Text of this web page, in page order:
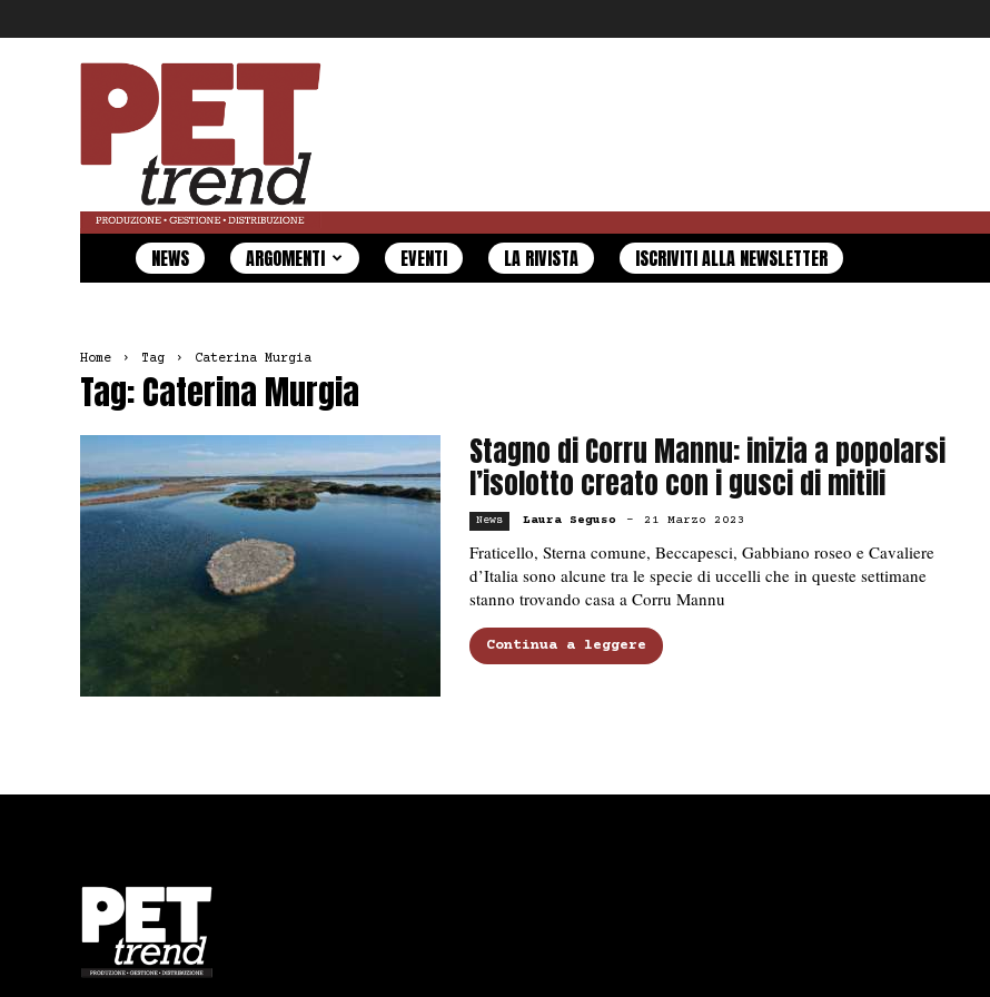
Pet
Trend
NEWS ARGOMENTI EVENTI LA RIVISTA ISCRIVITI ALLA NEWSLETTER
Home Tag Caterina Murgia
Tag: Caterina Murgia
Stagno di Corru Mannu: inizia a popolarsi
l’isolotto creato con i gusci di mitili
News Laura Seguso - 21 Marzo 2023
Fraticello, Sterna comune, Beccapesci, Gabbiano roseo e Cavaliere
d’Italia sono alcune tra le specie di uccelli che in queste settimane
stanno trovando casa a Corru Mannu
Continua a leggere